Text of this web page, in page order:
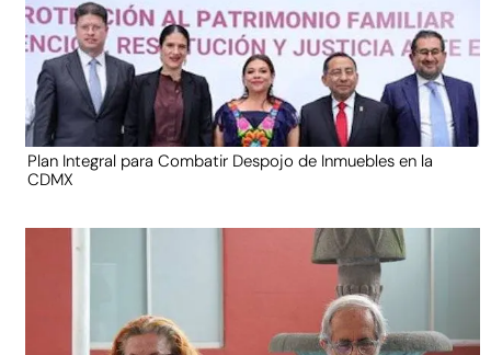
Plan Integral para Combatir Despojo de Inmuebles en la
CDMX